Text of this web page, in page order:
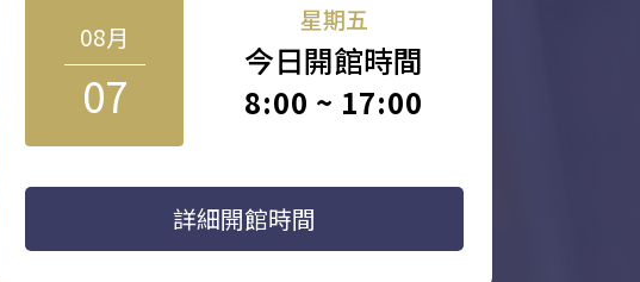
08月
07
星期五
今日開館時間
8:00 ~ 17:00
詳細開館時間